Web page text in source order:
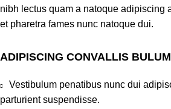
nibh lectus quam a natoque adipiscing
et pharetra fames nunc natoque dui.
ADIPISCING CONVALLIS BULUM
Vestibulum penatibus nunc dui
parturient suspendisse.